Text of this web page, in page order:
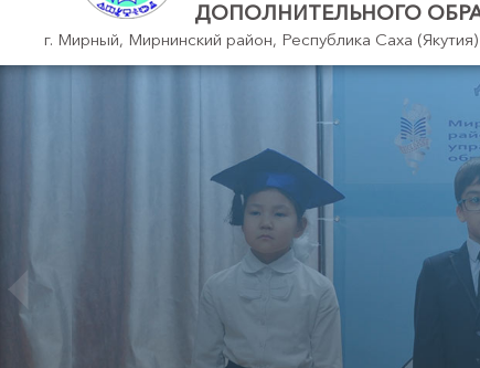
ДОПОЛНИТЕЛЬНОГО
г. Мирный, Мирнинский район, Республика Саха (Якутия)